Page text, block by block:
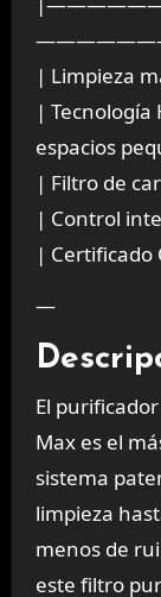
| Limpieza
| Tecnología
espacios
| Filtro de
| Control
|
—
El
Max es el
sistema
limpieza
menos de
este filtro